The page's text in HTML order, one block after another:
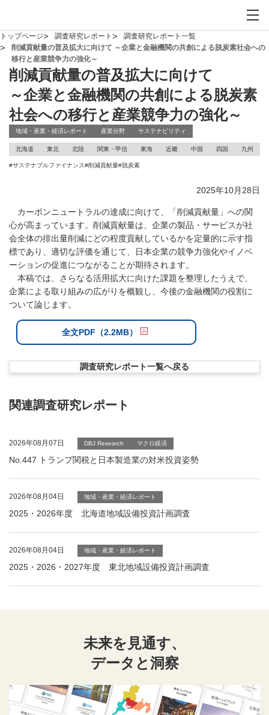
トップページ 調査研究レポート
調査研究レポート一覧
削減貢献量の普及拡大に向けて ～企業と金融機関の共創による脱炭素社会への
移行と産業競争力の強化～
削減貢献量の普及拡大に向けて
～企業と金融機関の共創による脱炭素
社会への移行と産業競争力の強化～
地域・産業・経済レポート 産業分野 サステナビリティ
北海道 東北 北陸 関東・甲信 東海 近畿 中国 四国 九州
#サステナブルファイナンス#削減貢献量#脱炭素
2025年10月28日
カーボンニュートラルの達成に向けて、「削減貢献量」への関
心が高まっています。削減貢献量は、企業の製品・サービスが社
会全体の排出量削減にどの程度貢献しているかを定量的に示す指
標であり、適切な評価を通じて、日本企業の競争力強化やイノベ
ーションの促進につながることが期待されます。
本稿では、さらなる活用拡大に向けた課題を整理したうえで、
企業による取り組みの広がりを概観し、今後の金融機関の役割に
ついて論じます。
全文PDF（2.2MB）
調査研究レポート一覧へ戻る
関連調査研究レポート
2026年08月07日 DBJ Research マクロ経済
No.447 トランプ関税と日本製造業の対米投資姿勢
2026年08月04日 地域・産業・経済レポート
2025・2026年度 北海道地域設備投資計画調査
2026年08月04日 地域・産業・経済レポート
2025・2026・2027年度 東北地域設備投資計画調査
未来を見通す、
データと洞察